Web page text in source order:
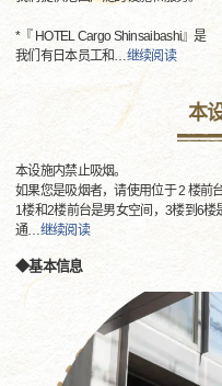
*『 HOTEL Cargo Shinsaibashi』是
我们有日本员工和…继续阅读
本
本设施内禁止吸烟。
如果您是吸烟者，请使用位于 2 楼前
1楼和2楼前台是男女空间，3楼到6楼
通…继续阅读
◆基本信息